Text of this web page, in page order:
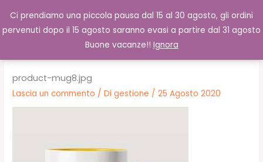
Ci prendiamo una piccola pausa dal 15 al 30 agosto, gli ordini
pervenuti dopo il 15 agosto saranno evasi a partire dal 31 agosto
Buone vacanze!! Ignora
contenuto
0,00€ Cerca
product-mug8.jpg
Lascia un commento / Digestione /25 Agosto 2020